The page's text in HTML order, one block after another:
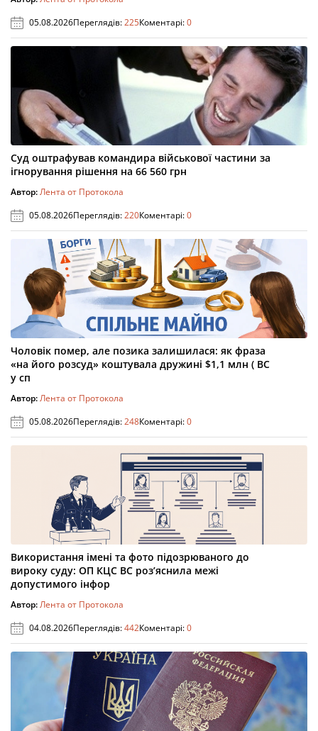
05.08.2026Переглядів:225Коментарі:0
Суд оштрафував командира військової частини за
ігнорування рішення на 66 560 грн
Автор:Лента от Протокола
05.08.2026Переглядів:220Коментарі:0
Чоловік помер, але позика залишилася: як фраза
«на його розсуд» коштувала дружині $1,1 млн ( ВС
у сп
Автор:Лента от Протокола
05.08.2026Переглядів:248Коментарі:0
Використання імені та фото підозрюваного до
вироку суду: ОП КЦС ВС роз’яснила межі
допустимого інфор
Автор:Лента от Протокола
04.08.2026Переглядів:442Коментарі:0